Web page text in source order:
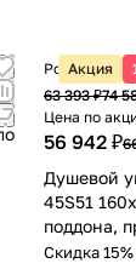
Акция
Розничная
63 393 ₽74
Цена по
56 942 ₽
Душевой
45S51
поддона,
Скидка